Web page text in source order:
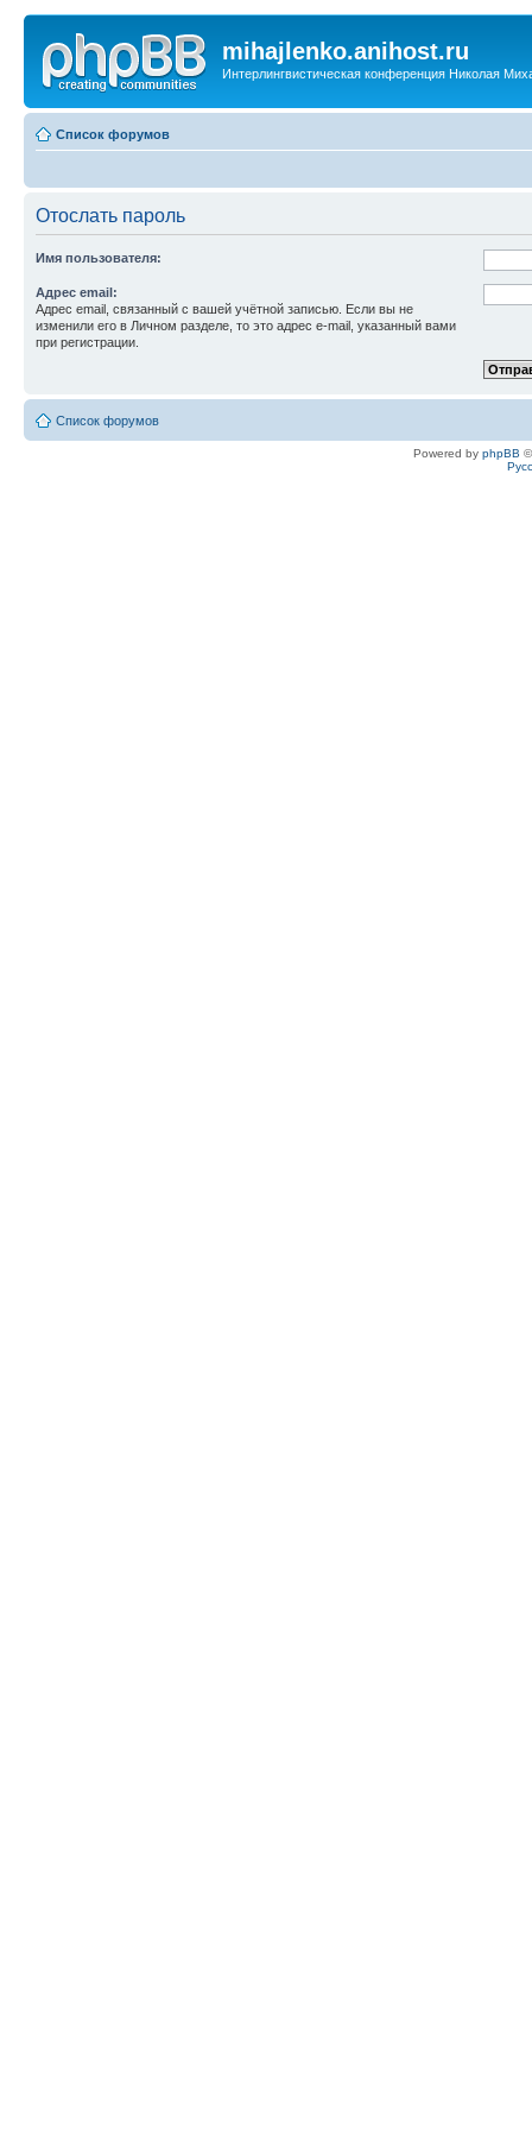
mihajlenko.anihost.ru
Интерлингвистическая конференция Николая
Список форумов
Отослать пароль
Имя пользователя:
Адрес email:
Адрес email, связанный с вашей учётной записью. Если вы не
изменили его в Личном разделе, то это адрес e-mail, указанный вами
при регистрации.
Список форумов
Powered by phpBB